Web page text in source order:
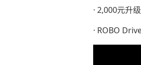
· 2,000元升
· ROBO